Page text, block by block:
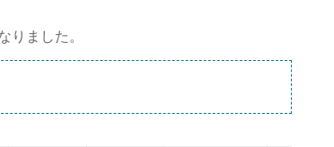
りました。